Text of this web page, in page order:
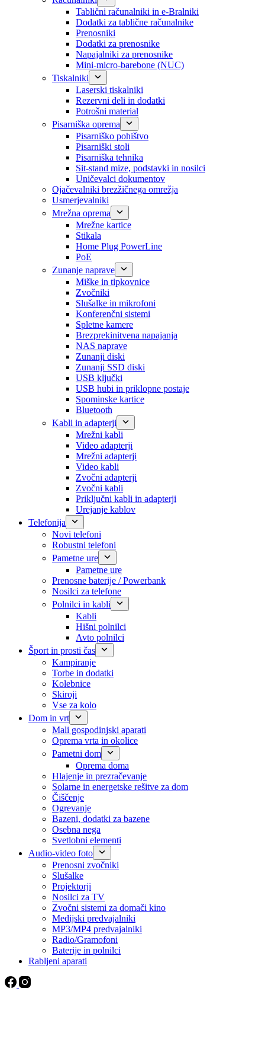
Tablični računalniki in e-Bralniki
Dodatki za tablične računalnike
Prenosniki
Dodatki za prenosnike
Napajalniki za prenosnike
Mini-micro-barebone (NUC)
Tiskalniki
Laserski tiskalniki
Rezervni deli in dodatki
Potrošni material
Pisarniška oprema
Pisarniško pohištvo
Pisarniški stoli
Pisarniška tehnika
Sit-stand mize, podstavki in nosilci
Uničevalci dokumentov
Ojačevalniki brezžičnega omrežja
Usmerjevalniki
Mrežna oprema
Mrežne kartice
Stikala
Home Plug PowerLine
PoE
Zunanje naprave
Miške in tipkovnice
Zvočniki
Slušalke in mikrofoni
Konferenčni sistemi
Spletne kamere
Brezprekinitvena napajanja
NAS naprave
Zunanji diski
Zunanji SSD diski
USB ključki
USB hubi in priklopne postaje
Spominske kartice
Bluetooth
Kabli in adapterji
Mrežni kabli
Video adapterji
Mrežni adapterji
Video kabli
Zvočni adapterji
Zvočni kabli
Priključni kabli in adapterji
Urejanje kablov
Telefonija
Novi telefoni
Robustni telefoni
Pametne ure
Pametne ure
Prenosne baterije / Powerbank
Nosilci za telefone
Polnilci in kabli
Kabli
Hišni polnilci
Avto polnilci
Šport in prosti čas
Kampiranje
Torbe in dodatki
Kolebnice
Skiroji
Vse za kolo
Dom in vrt
Mali gospodinjski aparati
Oprema vrta in okolice
Pametni dom
Oprema doma
Hlajenje in prezračevanje
Solarne in energetske rešitve za dom
Čiščenje
Ogrevanje
Bazeni, dodatki za bazene
Osebna nega
Svetlobni elementi
Audio-video foto
Prenosni zvočniki
Slušalke
Projektorji
Nosilci za TV
Zvočni sistemi za domači kino
Medijski predvajalniki
MP3/MP4 predvajalniki
Radio/Gramofoni
Baterije in polnilci
Rabljeni aparati